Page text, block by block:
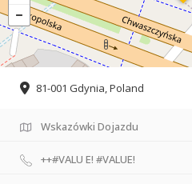
81-001 Gdynia, Poland
Wskazówki Dojazdu
++#VALU E! #VALUE!